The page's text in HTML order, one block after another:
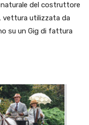
naturale del costruttore
vettura utilizzata da
su un Gig di fattura